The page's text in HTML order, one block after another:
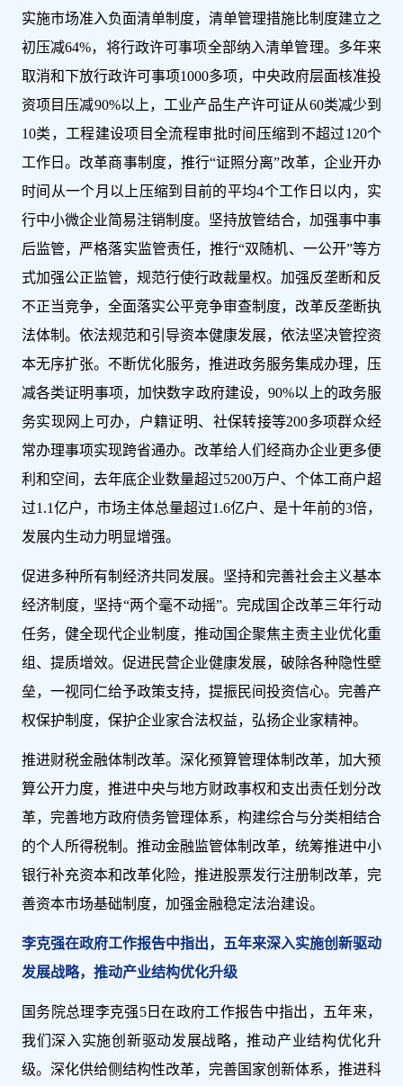
实施市场准入负面清单制度，清单管理措施比制度建立之
初压减64%，将行政许可事项全部纳入清单管理。多年来
取消和下放行政许可事项1000多项，中央政府层面核准投
资项目压减90%以上，工业产品生产许可证从60类减少到
10类，工程建设项目全流程审批时间压缩到不超过120个
工作日。改革商事制度，推行“证照分离”改革，企业开办
时间从一个月以上压缩到目前的平均4个工作日以内，实
行中小微企业简易注销制度。坚持放管结合，加强事中事
后监管，严格落实监管责任，推行“双随机、一公开”等方
式加强公正监管，规范行使行政裁量权。加强反垄断和反
不正当竞争，全面落实公平竞争审查制度，改革反垄断执
法体制。依法规范和引导资本健康发展，依法坚决管控资
本无序扩张。不断优化服务，推进政务服务集成办理，压
减各类证明事项，加快数字政府建设，90%以上的政务服
务实现网上可办，户籍证明、社保转接等200多项群众经
常办理事项实现跨省通办。改革给人们经商办企业更多便
利和空间，去年底企业数量超过5200万户、个体工商户超
过1.1亿户，市场主体总量超过1.6亿户、是十年前的3倍，
发展内生动力明显增强。
促进多种所有制经济共同发展。坚持和完善社会主义基本
经济制度，坚持“两个毫不动摇”。完成国企改革三年行动
任务，健全现代企业制度，推动国企聚焦主责主业优化重
组、提质增效。促进民营企业健康发展，破除各种隐性壁
垒，一视同仁给予政策支持，提振民间投资信心。完善产
权保护制度，保护企业家合法权益，弘扬企业家精神。
推进财税金融体制改革。深化预算管理体制改革，加大预
算公开力度，推进中央与地方财政事权和支出责任划分改
革，完善地方政府债务管理体系，构建综合与分类相结合
的个人所得税制。推动金融监管体制改革，统筹推进中小
银行补充资本和改革化险，推进股票发行注册制改革，完
善资本市场基础制度，加强金融稳定法治建设。
李克强在政府工作报告中指出，五年来深入实施创新驱动
发展战略，推动产业结构优化升级
国务院总理李克强5日在政府工作报告中指出，五年来，
我们深入实施创新驱动发展战略，推动产业结构优化升
级。深化供给侧结构性改革，完善国家创新体系，推进科